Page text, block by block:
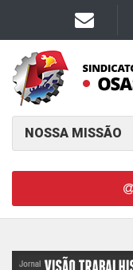
NOSSA MISSÃO